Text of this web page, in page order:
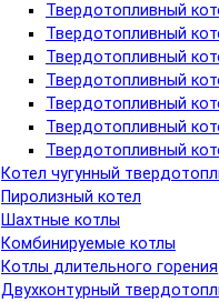
Твердотопливный
Твердотопливный
Твердотопливный
Твердотопливный
Твердотопливный
Твердотопливный
Твердотопливный
Котел чугунный
Пиролизный котел
Шахтные котлы
Комбинируемые котлы
Котлы длительного горения
Двухконтурный